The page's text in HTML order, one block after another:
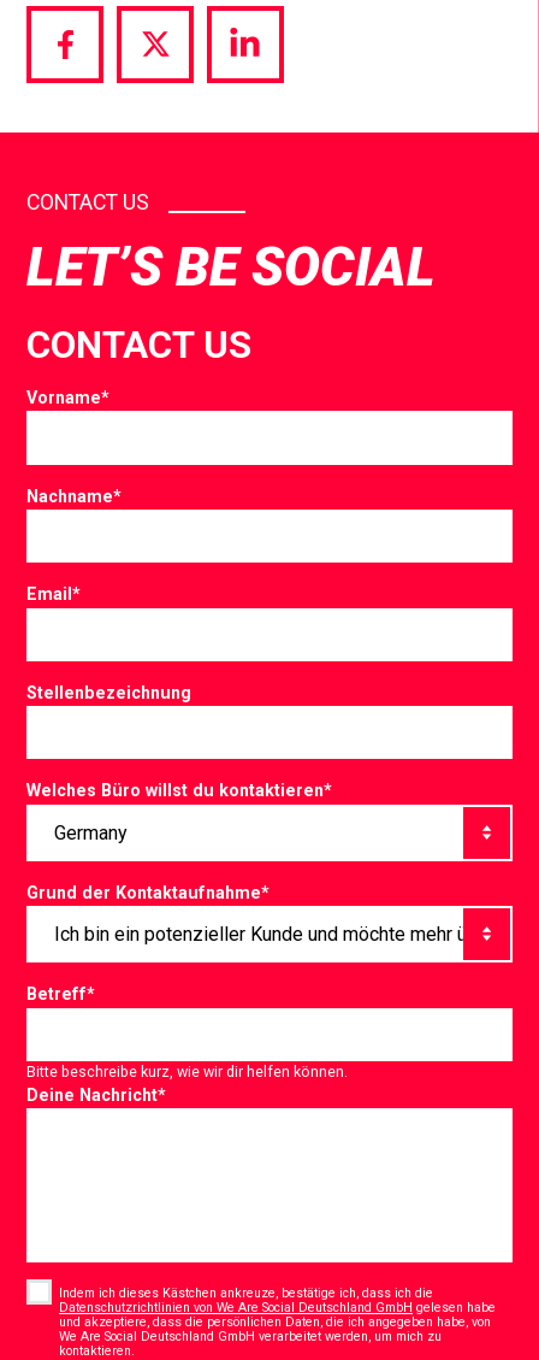
Share
via
Share
via
Share
via
CONTACT US
LET’S BE SOCIAL
CONTACT US
Vorname*
Nachname*
Email*
Stellenbezeichnung
Welches Büro willst du kontaktieren*
Grund der Kontaktaufnahme*
Betreff*
Bitte beschreibe kurz, wie wir dir helfen können.
Deine Nachricht*
Indem ich dieses Kästchen ankreuze, bestätige ich, dass ich die
Datenschutzrichtlinien von We Are Social Deutschland GmbH gelesen habe
und akzeptiere, dass die persönlichen Daten, die ich angegeben habe, von
We Are Social Deutschland GmbH verarbeitet werden, um mich zu
kontaktieren.